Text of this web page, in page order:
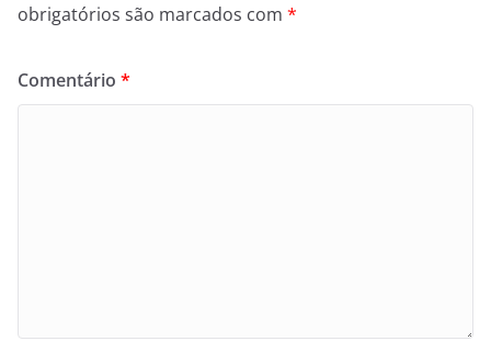
obrigatórios são marcados com *
Comentário *